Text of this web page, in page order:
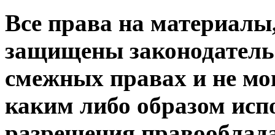
Все права на
защищены
смежных правах и не
каким либо образом